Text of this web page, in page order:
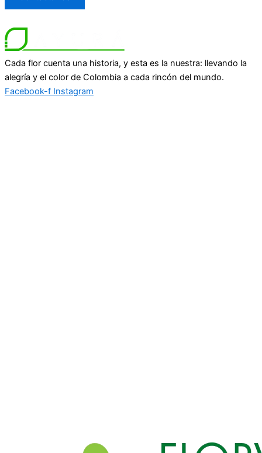
Cada flor cuenta una historia, y esta es la nuestra: llevando la
alegría y el color de Colombia a cada rincón del mundo.
Facebook-f Instagram